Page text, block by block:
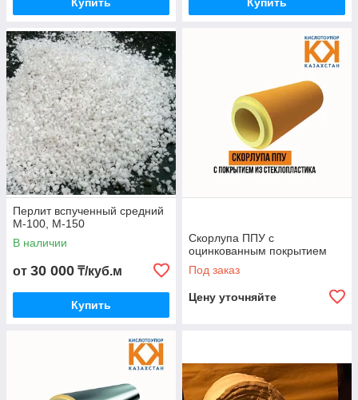
Перлит вспученный средний
М-100, М-150
В наличии
от 30 000 ₸/куб.м
Купить
Скорлупа ППУ с
оцинкованным покрытием
Под заказ
Цену уточняйте